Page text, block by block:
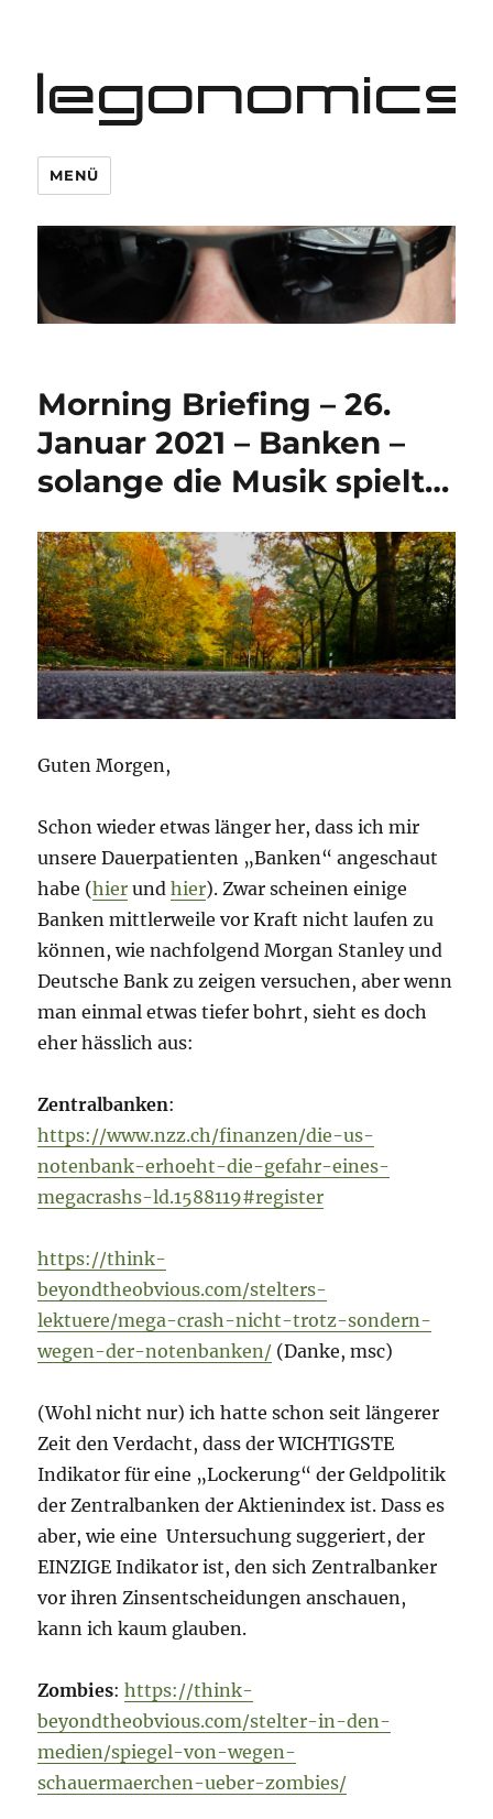
legonomics
MENÜ
Morning Briefing – 26.
Januar 2021 – Banken –
solange die Musik spielt…
Guten Morgen,
Schon wieder etwas länger her, dass ich mir
unsere Dauerpatienten „Banken“ angeschaut
habe (hier undhier). Zwar scheinen einige
Banken mittlerweile vor Kraft nicht laufen zu
können, wie nachfolgend Morgan Stanley und
Deutsche Bank zu zeigen versuchen, aber wenn
man einmal etwas tiefer bohrt, sieht es doch
eher hässlich aus:
Zentralbanken:
https://www.nzz.ch/finanzen/die-us-
notenbank-erhoeht-die-gefahr-eines-
megacrashs-ld.1588119#register
https://think-
beyondtheobvious.com/stelters-
lektuere/mega-crash-nicht-trotz-sondern-
wegen-der-notenbanken/ (Danke, msc)
(Wohl nicht nur) ich hatte schon seit längerer
Zeit den Verdacht, dass der WICHTIGSTE
Indikator für eine „Lockerung“ der Geldpolitik
der Zentralbanken der Aktienindex ist. Dass es
aber, wie eine Untersuchung suggeriert, der
EINZIGE Indikator ist, den sich Zentralbanker
vor ihren Zinsentscheidungen anschauen,
kann ich kaum glauben.
Zombies:https://think-
beyondtheobvious.com/stelter-in-den-
medien/spiegel-von-wegen-
schauermaerchen-ueber-zombies/